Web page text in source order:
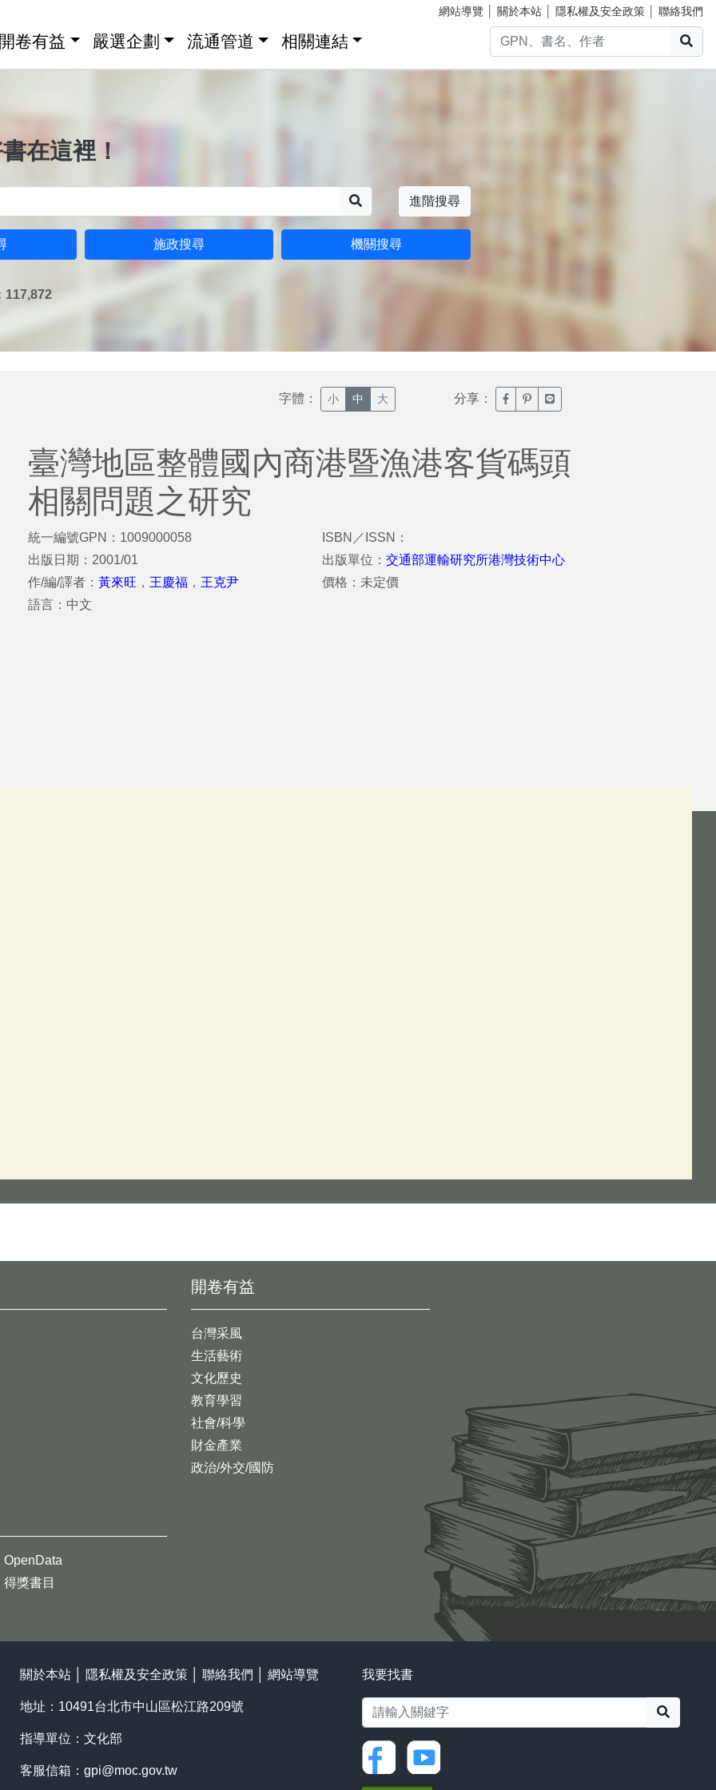
網站導覽 關於本站 隱私權及安全政策 聯絡我們
卷有益 嚴選企劃 流通管道 相關連結
在這裡！
進階搜尋
施政搜尋 機關搜尋
117,872
字體： 小 中 大 分享： 臉書分享(另開新視窗)
噗浪分享(另開新視窗)
Line分享(另開新視窗)
臺灣地區整體國內商港暨漁港客貨碼頭
相關問題之研究
統一編號GPN：1009000058
出版日期：2001/01
作/編/譯者： 黃來旺 ， 王慶福 ， 王克尹
語言：中文
ISBN／ISSN：
出版單位：交通部運輸研究所港灣技術中心
價格：未定價
開卷有益
台灣采風
生活藝術
文化歷史
教育學習
社會/科學
財金產業
政治/外交/國防
OpenData
得獎書目
關於本站 隱私權及安全政策 聯絡我們 網站導覽
地址：10491台北市中山區松江路209號
指導單位：文化部
客服信箱： gpi@moc.gov.tw
我要找書